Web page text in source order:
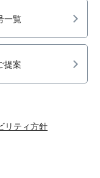
一覧
提案
リティ方針